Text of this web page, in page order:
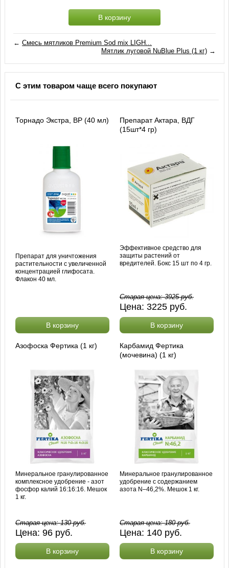
В корзину
←Смесь мятликов Premium Sod mix LIGH...
Мятлик луговой NuBlue Plus (1 кг)→
С этим товаром чаще всего покупают
Торнадо Экстра, ВР (40 мл)
Препарат для уничтожения
растительности с увеличенной
концентрацией глифосата.
Флакон 40 мл.
В корзину
Препарат Актара, ВДГ
(15шт*4 гр)
Эффективное средство для
защиты растений от
вредителей. Бокс 15 шт по 4 гр.
Старая цена:3925руб.
Цена: 3225 руб.
В корзину
Азофоска Фертика (1 кг)
Минеральное гранулированное
комплексное удобрение - азот
фосфор калий 16:16:16. Мешок
1 кг.
Старая цена:130руб.
Цена:96 руб.
В корзину
Карбамид Фертика
(мочевина) (1 кг)
Минеральное гранулированное
удобрение с содержанием
азота N–46,2%. Мешок 1 кг.
Старая цена:180руб.
Цена: 140 руб.
В корзину